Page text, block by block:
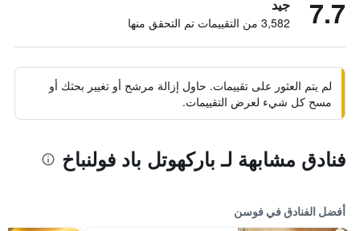
7.7 جيد
3,582 من التقييمات تم التحقق منها
لم يتم العثور على تقييمات. حاول إزالة مرشح أو تغيير بحثك أو
مسح كل شيء لعرض التقييمات.
فنادق مشابهة لـ باركهوتل باد فولنباخ
أفضل الفنادق في فوسن